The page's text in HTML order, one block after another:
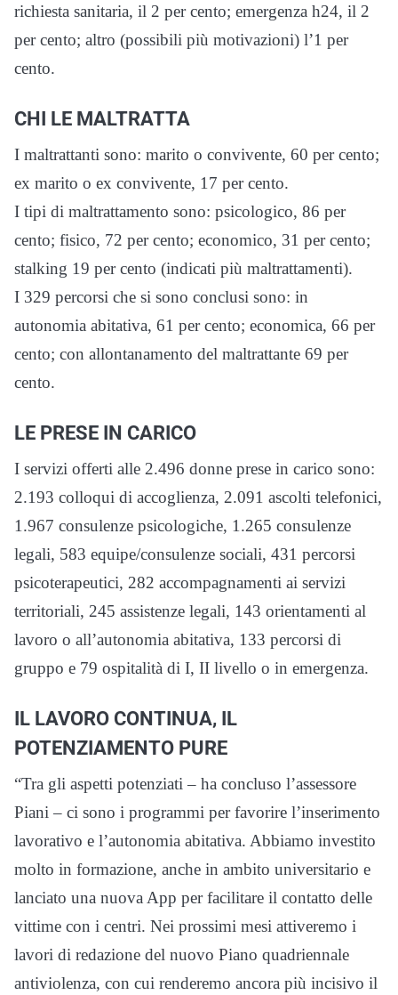
richiesta sanitaria, il 2 per cento; emergenza h24, il 2
per cento; altro (possibili più motivazioni) l’1 per
cento.
CHI LE MALTRATTA
I maltrattanti sono: marito o convivente, 60 per cento;
ex marito o ex convivente, 17 per cento.
I tipi di maltrattamento sono: psicologico, 86 per
cento; fisico, 72 per cento; economico, 31 per cento;
stalking 19 per cento (indicati più maltrattamenti).
I 329 percorsi che si sono conclusi sono: in
autonomia abitativa, 61 per cento; economica, 66 per
cento; con allontanamento del maltrattante 69 per
cento.
LE PRESE IN CARICO
I servizi offerti alle 2.496 donne prese in carico sono:
2.193 colloqui di accoglienza, 2.091 ascolti telefonici,
1.967 consulenze psicologiche, 1.265 consulenze
legali, 583 equipe/consulenze sociali, 431 percorsi
psicoterapeutici, 282 accompagnamenti ai servizi
territoriali, 245 assistenze legali, 143 orientamenti al
lavoro o all’autonomia abitativa, 133 percorsi di
gruppo e 79 ospitalità di I, II livello o in emergenza.
IL LAVORO CONTINUA, IL
POTENZIAMENTO PURE
“Tra gli aspetti potenziati – ha concluso l’assessore
Piani – ci sono i programmi per favorire l’inserimento
lavorativo e l’autonomia abitativa. Abbiamo investito
molto in formazione, anche in ambito universitario e
lanciato una nuova App per facilitare il contatto delle
vittime con i centri. Nei prossimi mesi attiveremo i
lavori di redazione del nuovo Piano quadriennale
antiviolenza, con cui renderemo ancora più incisivo il